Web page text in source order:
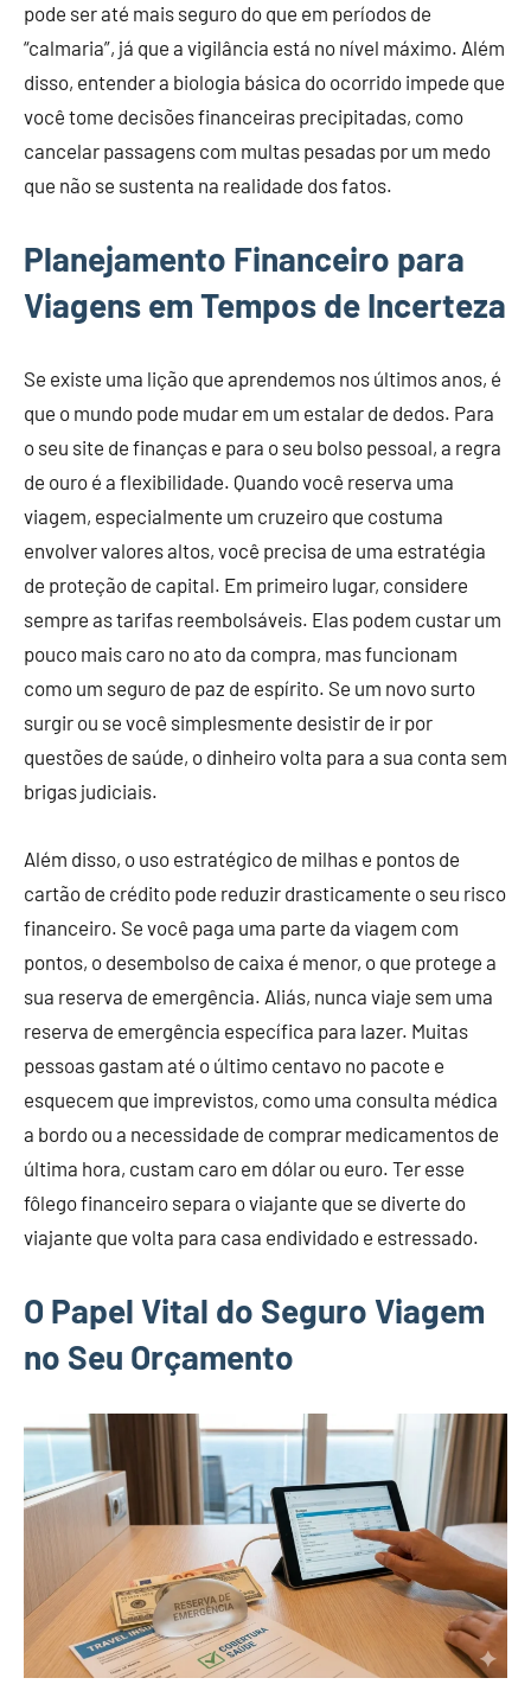
pode ser até mais seguro do que em períodos de
“calmaria”, já que a vigilância está no nível máximo. Além
disso, entender a biologia básica do ocorrido impede que
você tome decisões financeiras precipitadas, como
cancelar passagens com multas pesadas por um medo
que não se sustenta na realidade dos fatos.
Planejamento Financeiro para
Viagens em Tempos de Incerteza
Se existe uma lição que aprendemos nos últimos anos, é
que o mundo pode mudar em um estalar de dedos. Para
o seu site de finanças e para o seu bolso pessoal, a regra
de ouro é a flexibilidade. Quando você reserva uma
viagem, especialmente um cruzeiro que costuma
envolver valores altos, você precisa de uma estratégia
de proteção de capital. Em primeiro lugar, considere
sempre as tarifas reembolsáveis. Elas podem custar um
pouco mais caro no ato da compra, mas funcionam
como um seguro de paz de espírito. Se um novo surto
surgir ou se você simplesmente desistir de ir por
questões de saúde, o dinheiro volta para a sua conta sem
brigas judiciais.
Além disso, o uso estratégico de milhas e pontos de
cartão de crédito pode reduzir drasticamente o seu risco
financeiro. Se você paga uma parte da viagem com
pontos, o desembolso de caixa é menor, o que protege a
sua reserva de emergência. Aliás, nunca viaje sem uma
reserva de emergência específica para lazer. Muitas
pessoas gastam até o último centavo no pacote e
esquecem que imprevistos, como uma consulta médica
a bordo ou a necessidade de comprar medicamentos de
última hora, custam caro em dólar ou euro. Ter esse
fôlego financeiro separa o viajante que se diverte do
viajante que volta para casa endividado e estressado.
O Papel Vital do Seguro Viagem
no Seu Orçamento